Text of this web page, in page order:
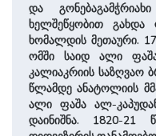
და
ხელშეწყობით გახდა
ხომალდის მეთაური.
ომში საიდ ალი
კალიაკრიის საზღვაო
წლამდე ანატოლიის
ალი ფაშა ალ-
დაინიშნა. 1820-21